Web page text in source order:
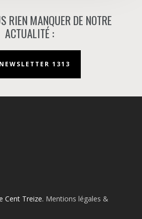
RIEN MANQUER DE NOTRE
ACTUALITÉ :
NEWSLETTER 1313
Cent Treize. Mentions légales &